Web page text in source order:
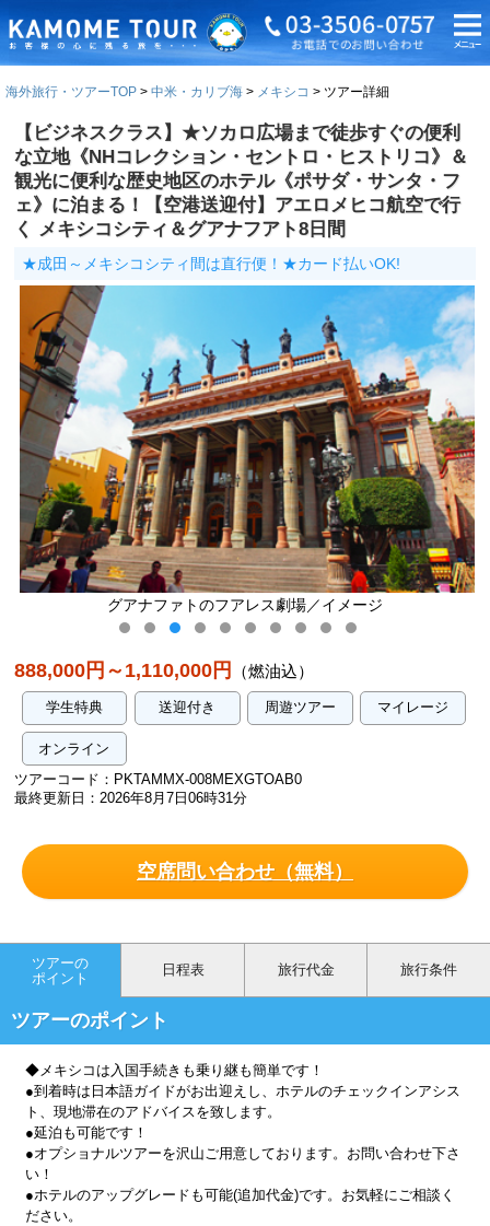
海外旅行・ツアーTOP 中米・カリブ海 メキシコ ツアー詳細
【ビジネスクラス】★ソカロ広場まで徒歩すぐの便利
な立地《NHコレクション・セントロ・ヒストリコ》＆
観光に便利な歴史地区のホテル《ポサダ・サンタ・フ
ェ》に泊まる！【空港送迎付】アエロメヒコ航空で行
く メキシコシティ＆グアナフアト8日間
★成田～メキシコシティ間は直行便！★カード払いOK!
ス劇場／イメージ ポサダ・サンタフェ
888,000円～1,110,000円 （燃油込）
学生特典 送迎付き 周遊ツアー マイレージ
オンライン
ツアーコード：PKTAMMX-008MEXGTOAB0
最終更新日：2026年8月7日06時31分
空席問い合わせ（無料）
ツアーの
ポイント
日程表 旅行代金 旅行条件
ツアーのポイント
◆メキシコは入国手続きも乗り継も簡単です！
●到着時は日本語ガイドがお出迎えし、ホテルのチェックインアシス
ト、現地滞在のアドバイスを致します。
●延泊も可能です！
●オプショナルツアーを沢山ご用意しております。お問い合わせ下さ
い！
●ホテルのアップグレードも可能(追加代金)です。お気軽にご相談く
ださい。